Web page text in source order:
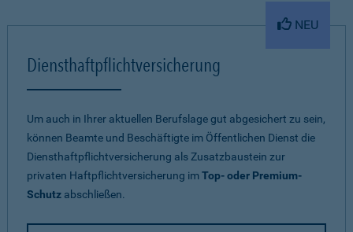
NEU
Diensthaftpflichtversicherung
Um auch in Ihrer aktuellen Berufslage gut abgesichert zu sein,
können Beamte und Beschäftigte im Öffentlichen Dienst die
Diensthaftpflichtversicherung als Zusatzbaustein zur
privaten Haftpflichtversicherung imTop- oder Premium-
Schutz abschließen.